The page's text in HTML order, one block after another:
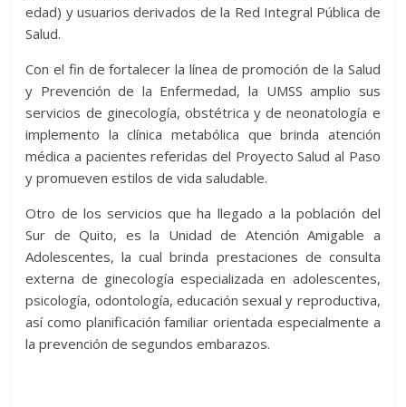
edad) y usuarios derivados de la Red Integral Pública de
Salud.
Con el fin de fortalecer la línea de promoción de la Salud
y Prevención de la Enfermedad, la UMSS amplio sus
servicios de ginecología, obstétrica y de neonatología e
implemento la clínica metabólica que brinda atención
médica a pacientes referidas del Proyecto Salud al Paso
y promueven estilos de vida saludable.
Otro de los servicios que ha llegado a la población del
Sur de Quito, es la Unidad de Atención Amigable a
Adolescentes, la cual brinda prestaciones de consulta
externa de ginecología especializada en adolescentes,
psicología, odontología, educación sexual y reproductiva,
así como planificación familiar orientada especialmente a
la prevención de segundos embarazos.